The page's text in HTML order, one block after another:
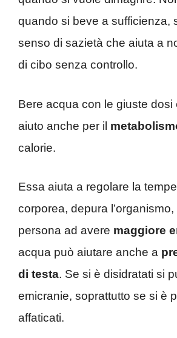
quando si beve a sufficienza,
senso di sazietà che aiuta a
di cibo senza controllo.
Bere acqua con le giuste dosi
aiuto anche per il
calorie.
Essa aiuta a regolare la
corporea, depura l’organismo,
persona ad avere maggiore
acqua può aiutare anche a
di testa. Se si è disidratati si
emicranie, soprattutto se si è
affaticati.